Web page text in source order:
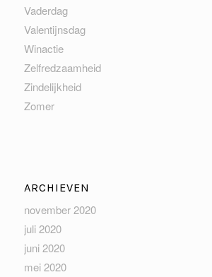
Vaderdag
Valentijnsdag
Winactie
Zelfredzaamheid
Zindelijkheid
Zomer
ARCHIEVEN
november 2020
juli 2020
juni 2020
mei 2020